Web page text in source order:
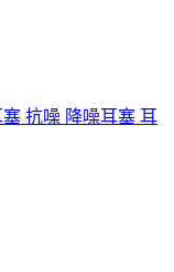
塞 抗噪 降噪耳塞 耳